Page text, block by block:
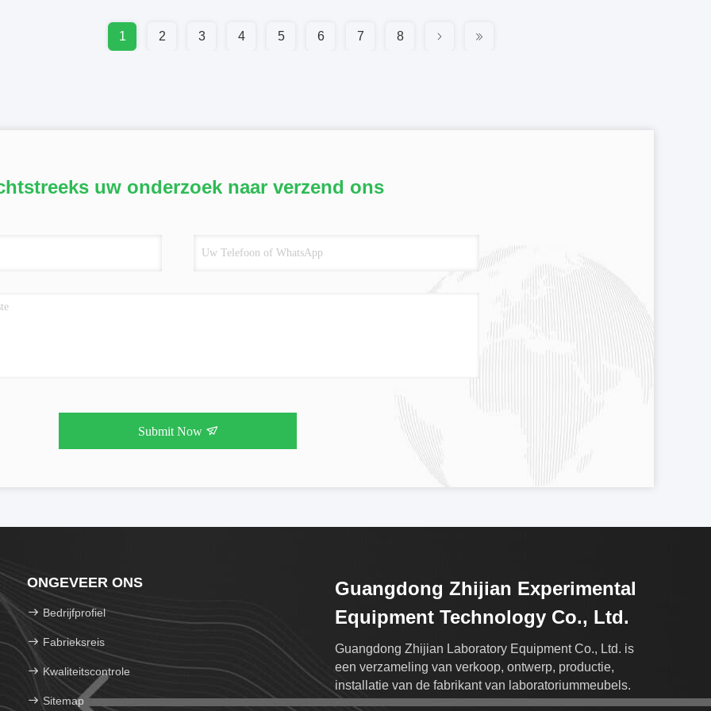
1 2 3 4 5 6 7 8
uw onderzoek naar verzend ons
Submit Now
ONGEVEER ONS
Bedrijfprofiel
Fabrieksreis
Kwaliteitscontrole
Sitemap
Guangdong Zhijian Experimental
Equipment Technology Co., Ltd.
Guangdong Zhijian Laboratory Equipment Co., Ltd. is
een verzameling van verkoop, ontwerp, productie,
installatie van de fabrikant van laboratoriummeubels.